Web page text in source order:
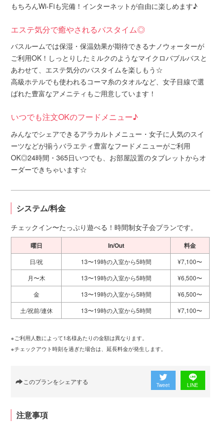
もちろんWi-Fiも完備！インターネットが自由に楽しめます♪
エステ気分で癒やされるバスタイム◎
バスルームでは保湿・保温効果が期待できるナノウォーターが
ご利用OK！しっとりしたミルクのようなマイクロバブルバスと
あわせて、エステ気分のバスタイムを楽しもう☆
高級ホテルでも使われるコーマ糸のタオルなど、女子目線で選
ばれた豊富なアメニティもご用意しています！
いつでも注文OKのフードメニュー♪
みんなでシェアできるアラカルトメニュー・女子に人気のスイ
ーツなどが揃うバラエティ豊富なフードメニューがご利用
OK◎24時間・365日いつでも、お部屋設置のタブレットからオ
ーダーできちゃいます☆
システム/料金
チェックイン〜たっぷり遊べる！時間制女子会プランです。
曜日 In/Out 料金
日/祝 13〜19時の入室から5時間
¥7,100〜
月〜木
13〜19時の入室から5時間
¥6,500〜
金
13〜19時の入室から5時間
¥6,500〜
土/祝前/連休
13〜19時の入室から5時間 ¥7,100〜
※ご利用人数によって1名様あたりの金額は異なります。
※チェックアウト時刻を過ぎた場合は、延長料金が発生します。
このプランをシェアする Tweet LINE
注意事項